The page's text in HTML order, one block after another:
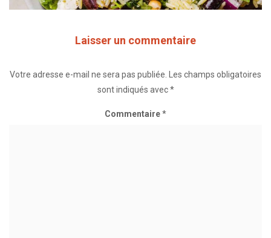
Laisser un commentaire
Votre adresse e-mail ne sera pas publiée.
Les champs obligatoires
sont indiqués avec*
Commentaire*